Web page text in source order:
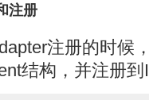
注册
注册的时候
结构，并注册